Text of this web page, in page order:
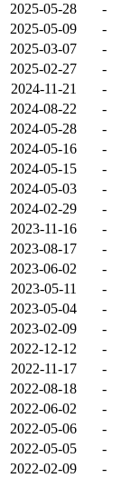
2025-05-28
-
2025-05-09
-
2025-03-07
-
2025-02-27
-
2024-11-21
-
2024-08-22
-
2024-05-28
-
2024-05-16
-
2024-05-15
-
2024-05-03
-
2024-02-29
-
2023-11-16
-
2023-08-17
-
2023-06-02
-
2023-05-11
-
2023-05-04
-
2023-02-09
-
2022-12-12
-
2022-11-17
-
2022-08-18
-
2022-06-02
-
2022-05-06
-
2022-05-05
-
2022-02-09
-